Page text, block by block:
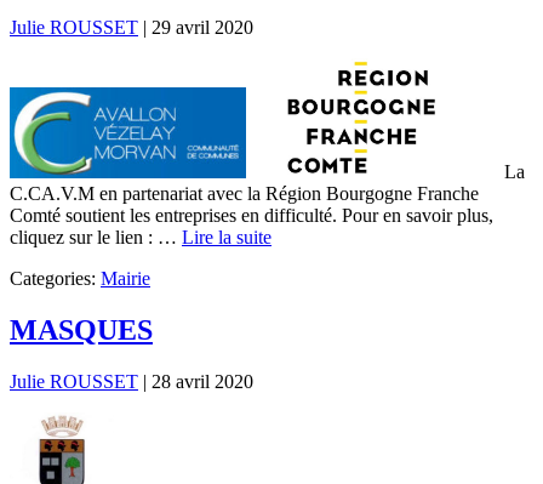
Julie ROUSSET | 29 avril 2020
La
C.CA.V.M en partenariat avec la Région Bourgogne Franche
Comté soutient les entreprises en difficulté. Pour en savoir plus,
cliquez sur le lien : … Lire la suite
Categories: Mairie
MASQUES
Julie ROUSSET | 28 avril 2020